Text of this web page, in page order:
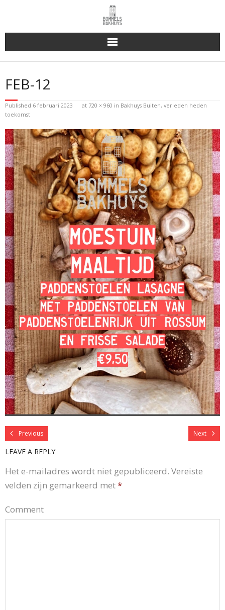
Bakhuys Buiten, verleden heden toekomst
Reserveren & Bestellen
Bommels Buiten
Contact
FEB-12
Published 6 februari 2023 at 720 × 960 in Bakhuys Buiten, verleden heden
toekomst
Previous Next
LEAVE A REPLY
Het e-mailadres wordt niet gepubliceerd. Vereiste
velden zijn gemarkeerd met*
Comment